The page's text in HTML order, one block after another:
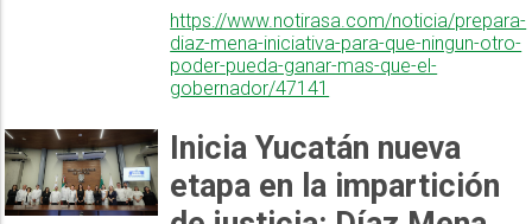
https://www.notirasa.com/noticia/prepara-
diaz-mena-iniciativa-para-que-ningun-otro-
poder-pueda-ganar-mas-que-el-
gobernador/47141
Inicia Yucatán nueva
etapa en la impartición